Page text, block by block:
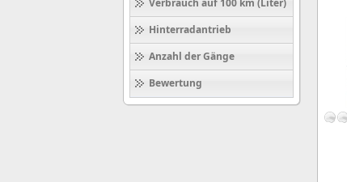
Verbrauch auf 100 km (Liter)
Hinterradantrieb
Anzahl der Gänge
Bewertung